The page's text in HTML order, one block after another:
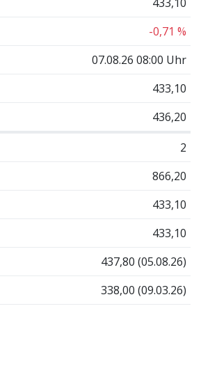
-0,71 %
07.08.26 08:00 Uhr
433,10
436,20
2
866,20
433,10
433,10
437,80 (05.08.26)
338,00 (09.03.26)